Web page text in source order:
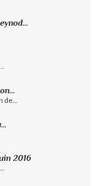
2016